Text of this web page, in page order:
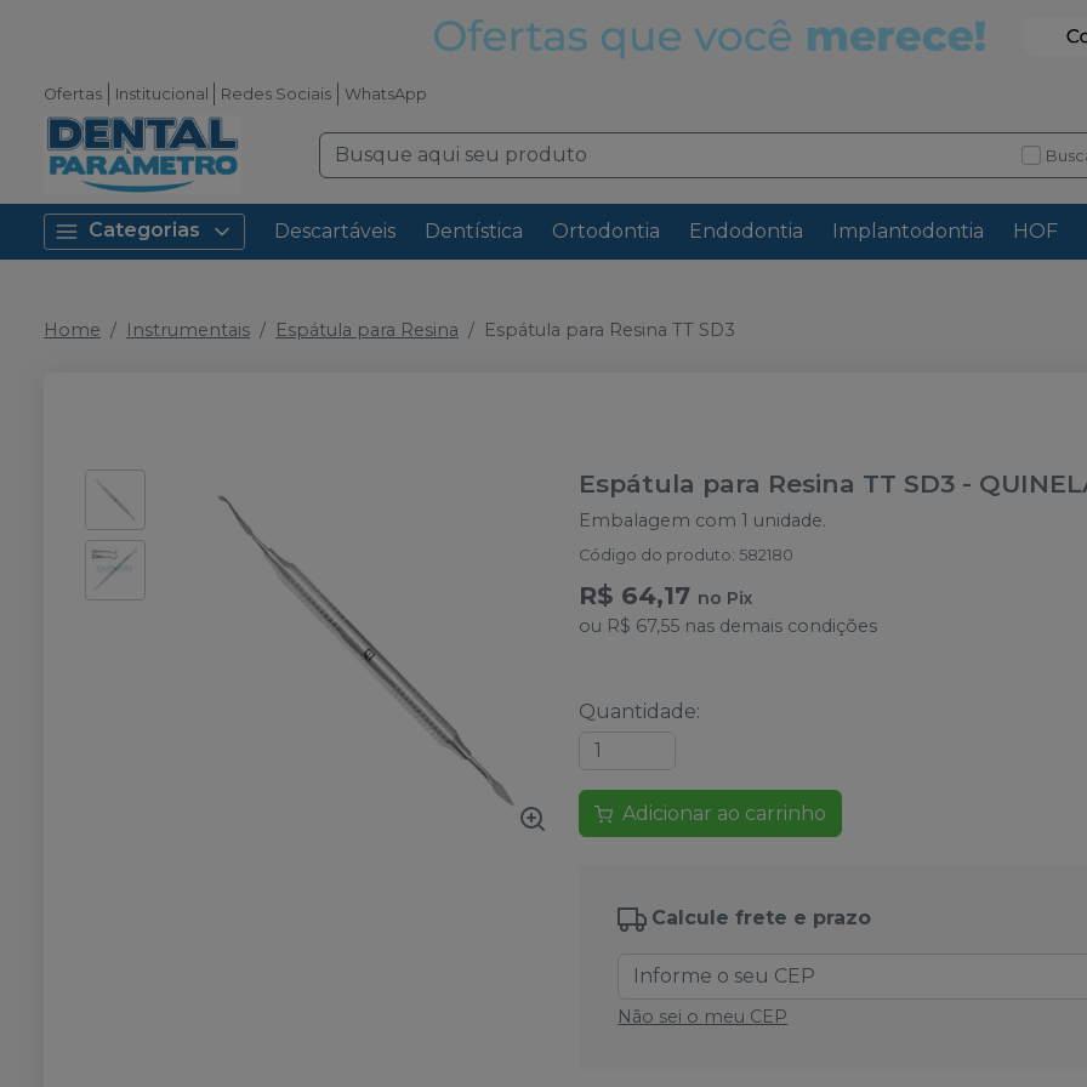
Ofertas Institucional Redes Sociais WhatsApp
Categorias Descartáveis Dentística Ortodontia Endodontia Implantodontia HOF
Home Instrumentais Espátula para Resina Espátula para Resina TT SD3
Espátula para Resina TT SD3 -
Embalagem com 1 unidade.
Código do produto: 582180
R$ 64,17 no Pix
ou R$ 67,55 nas demais condições
Quantidade:
Adicionar ao carrinho
Calcule frete e prazo
Não sei o meu CEP